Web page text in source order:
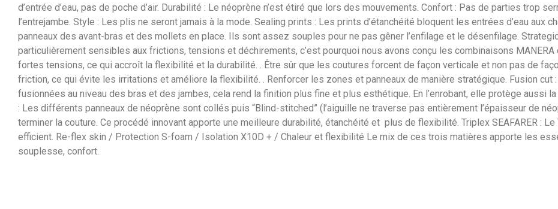
d’entrée d’eau, pas de poche d’air. Durabilité : Le néoprène n’est étiré que lors des mouvements. Confort : Pas de parties trop
l’entrejambe. Style : Les plis ne seront jamais à la mode. Sealing prints : Les prints d’étanchéité bloquent les entrées d’eau aux
panneaux des avant-bras et des mollets en place. Ils sont assez souples pour ne pas gêner l’enfilage et le désenfilage.
particulièrement sensibles aux frictions, tensions et déchirements, c’est pourquoi nous avons conçu les combinaisons
fortes tensions, ce qui accroît la flexibilité et la durabilité. . Être sûr que les coutures forcent de façon verticale et non pas de
friction, ce qui évite les irritations et améliore la flexibilité. . Renforcer les zones et panneaux de manière stratégique. Fusion
fusionnées au niveau des bras et des jambes, cela rend la finition plus fine et plus esthétique. En l’enrobant, elle protège aussi
: Les différents panneaux de néoprène sont collés puis “Blind-stitched” (l’aiguille ne traverse pas entièrement l’épaisseur de
terminer la couture. Ce procédé innovant apporte une meilleure durabilité, étanchéité et plus de flexibilité. Triplex SEAFARER :
efficient. Re-flex skin / Protection S-foam / Isolation X10D + / Chaleur et flexibilité Le mix de ces trois matières apporte les
souplesse, confort.